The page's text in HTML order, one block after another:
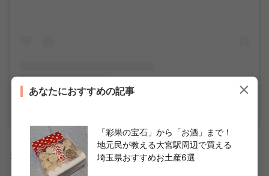
勇ましいパパとママもカッコいいですが、小さなホワイト
タイガーの赤ちゃんのかわいさといったら……。きっと虜
あなたにおすすめの記事
「彩果の宝石」から「お酒」まで！
地元民が教える大宮駅周辺で買える
埼玉県おすすめお土産6選